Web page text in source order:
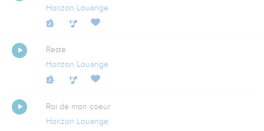
Horizon Louange
Reste
Horizon Louange
Roi de mon coeur
Horizon Louange